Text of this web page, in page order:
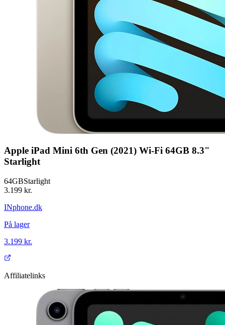
Apple iPad Mini 6th Gen (2021) Wi-Fi 64GB 8.3"
Starlight
64GBStarlight
3.199 kr.
INphone.dk
På lager
3.199 kr.
Affiliatelinks